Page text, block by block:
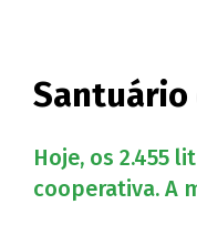
Santuário
Hoje, os 2.455
cooperativa. A